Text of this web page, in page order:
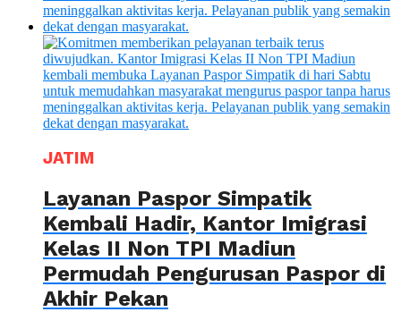
JATIM
Layanan Paspor Simpatik
Kembali Hadir, Kantor Imigrasi
Kelas II Non TPI Madiun
Permudah Pengurusan Paspor di
Akhir Pekan